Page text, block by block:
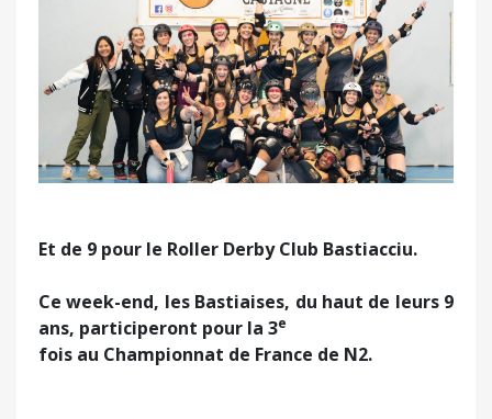
Et de 9 pour le Roller Derby Club Bastiacciu.
Ce week-end, les Bastiaises, du haut de leurs 9
ans, participeront pour la 3e
fois au Championnat de France de N2.